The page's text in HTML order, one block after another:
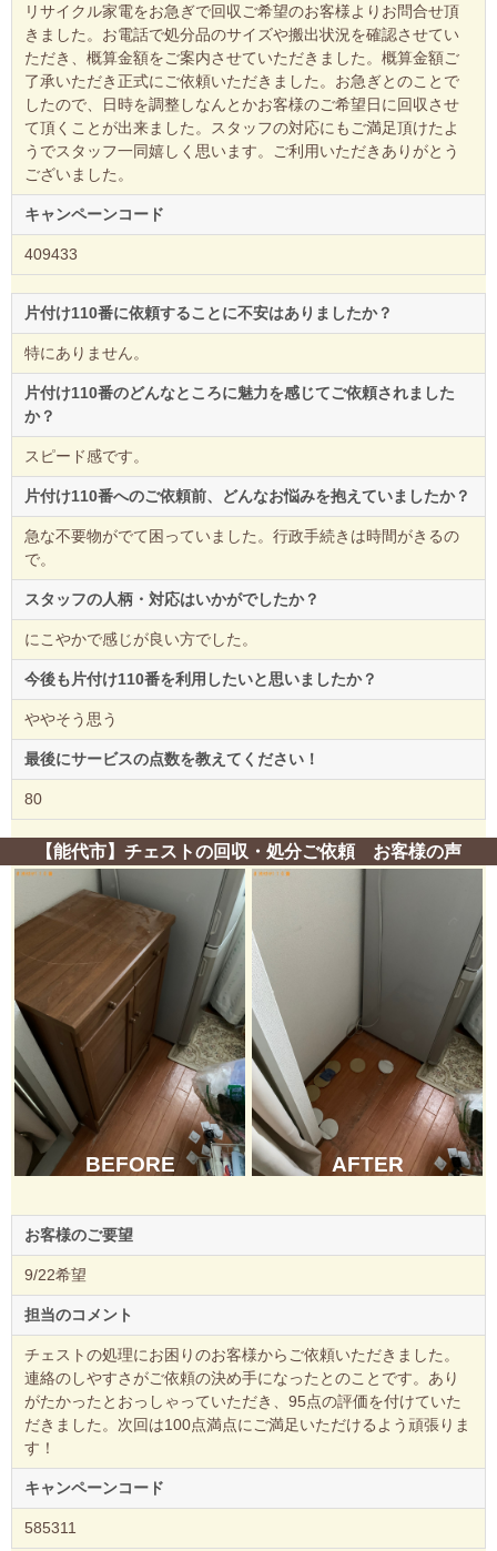
リサイクル家電をお急ぎで回収ご希望のお客様よりお問合せ頂
きました。お電話で処分品のサイズや搬出状況を確認させてい
ただき、概算金額をご案内させていただきました。概算金額ご
了承いただき正式にご依頼いただきました。お急ぎとのことで
したので、日時を調整しなんとかお客様のご希望日に回収させ
て頂くことが出来ました。スタッフの対応にもご満足頂けたよ
うでスタッフ一同嬉しく思います。ご利用いただきありがとう
ございました。
キャンペーンコード
409433
片付け110番に依頼することに不安はありましたか？
特にありません。
片付け110番のどんなところに魅力を感じてご依頼されました
か？
スピード感です。
片付け110番へのご依頼前、どんなお悩みを抱えていましたか？
急な不要物がでて困っていました。行政手続きは時間がきるの
で。
スタッフの人柄・対応はいかがでしたか？
にこやかで感じが良い方でした。
今後も片付け110番を利用したいと思いましたか？
ややそう思う
最後にサービスの点数を教えてください！
80
【能代市】チェストの回収・処分ご依頼 お客様の声
BEFORE AFTER
お客様のご要望
9/22希望
担当のコメント
チェストの処理にお困りのお客様からご依頼いただきました。
連絡のしやすさがご依頼の決め手になったとのことです。あり
がたかったとおっしゃっていただき、95点の評価を付けていた
だきました。次回は100点満点にご満足いただけるよう頑張りま
す！
キャンペーンコード
585311